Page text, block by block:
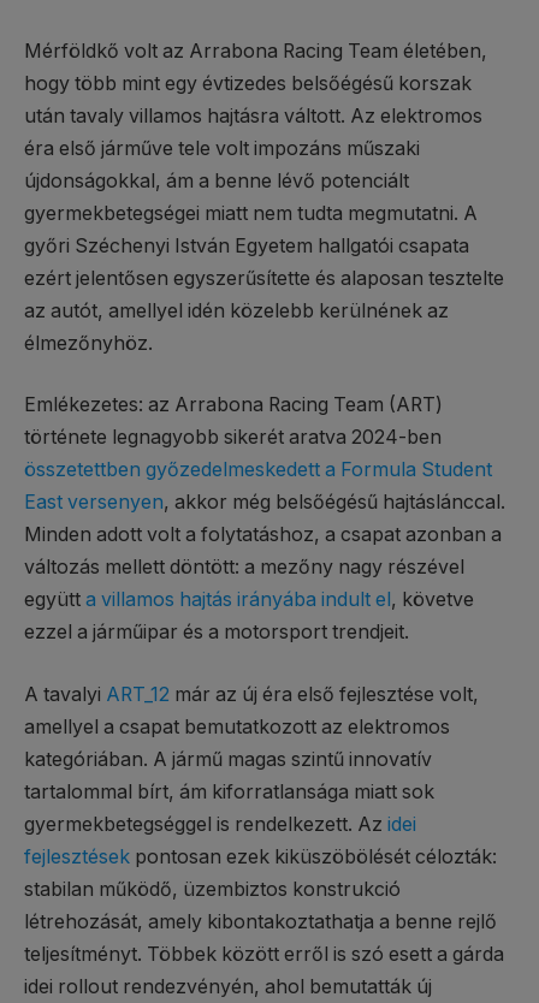
Mérföldkő volt az Arrabona Racing Team életében,
hogy több mint egy évtizedes belsőégésű korszak
után tavaly villamos hajtásra váltott. Az elektromos
éra első járműve tele volt impozáns műszaki
újdonságokkal, ám a benne lévő potenciált
gyermekbetegségei miatt nem tudta megmutatni. A
győri Széchenyi István Egyetem hallgatói csapata
ezért jelentősen egyszerűsítette és alaposan tesztelte
az autót, amellyel idén közelebb kerülnének az
élmezőnyhöz.
Emlékezetes: az Arrabona Racing Team (ART)
története legnagyobb sikerét aratva 2024-ben
összetettben győzedelmeskedett a Formula Student
East versenyen, akkor még belsőégésű hajtáslánccal.
Minden adott volt a folytatáshoz, a csapat azonban a
változás mellett döntött: a mezőny nagy részével
együtt a villamos hajtás irányába indult el , követve
ezzel a járműipar és a motorsport trendjeit.
A tavalyi ART_12 már az új éra első fejlesztése volt,
amellyel a csapat bemutatkozott az elektromos
kategóriában. A jármű magas szintű innovatív
tartalommal bírt, ám kiforratlansága miatt sok
gyermekbetegséggel is rendelkezett. Az idei
fejlesztések pontosan ezek kiküszöbölését célozták:
stabilan működő, üzembiztos konstrukció
létrehozását, amely kibontakoztathatja a benne rejlő
teljesítményt. Többek között erről is szó esett a gárda
idei rollout rendezvényén, ahol bemutatták új